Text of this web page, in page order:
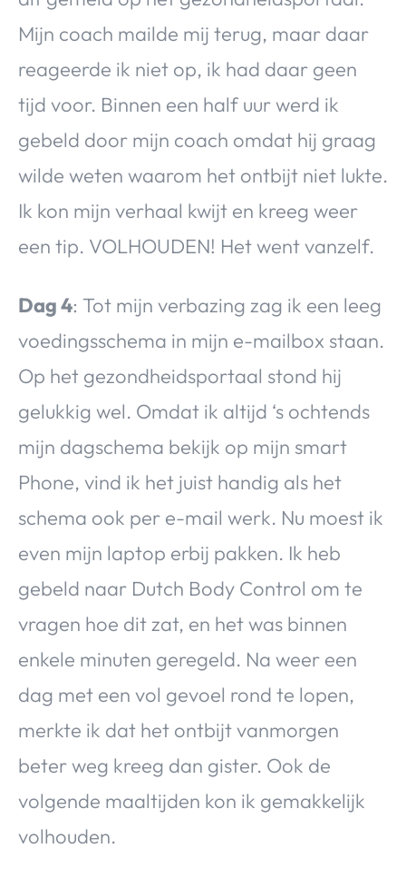
Mijn coach mailde mij terug, maar daar
reageerde ik niet op, ik had daar geen
tijd voor. Binnen een half uur werd ik
gebeld door mijn coach omdat hij graag
wilde weten waarom het ontbijt niet lukte.
Ik kon mijn verhaal kwijt en kreeg weer
een tip. VOLHOUDEN! Het went vanzelf.
Dag 4: Tot mijn verbazing zag ik een leeg
voedingsschema in mijn e-mailbox staan.
Op het gezondheidsportaal stond hij
gelukkig wel. Omdat ik altijd ‘s ochtends
mijn dagschema bekijk op mijn smart
Phone, vind ik het juist handig als het
schema ook per e-mail werk. Nu moest ik
even mijn laptop erbij pakken. Ik heb
gebeld naar Dutch Body Control om te
vragen hoe dit zat, en het was binnen
enkele minuten geregeld. Na weer een
dag met een vol gevoel rond te lopen,
merkte ik dat het ontbijt vanmorgen
beter weg kreeg dan gister. Ook de
volgende maaltijden kon ik gemakkelijk
volhouden.